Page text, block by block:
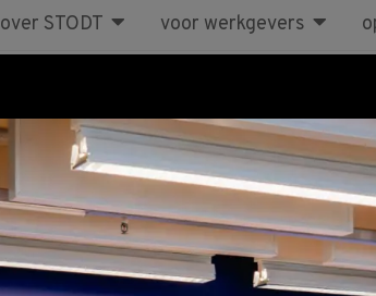
over STODT voor werkgevers